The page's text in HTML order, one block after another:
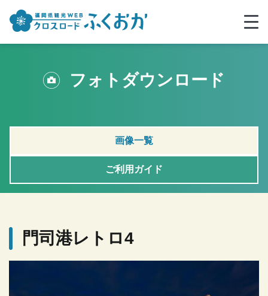
フォトダウンロード
画像一覧
ご利用ガイド
門司港レトロ4